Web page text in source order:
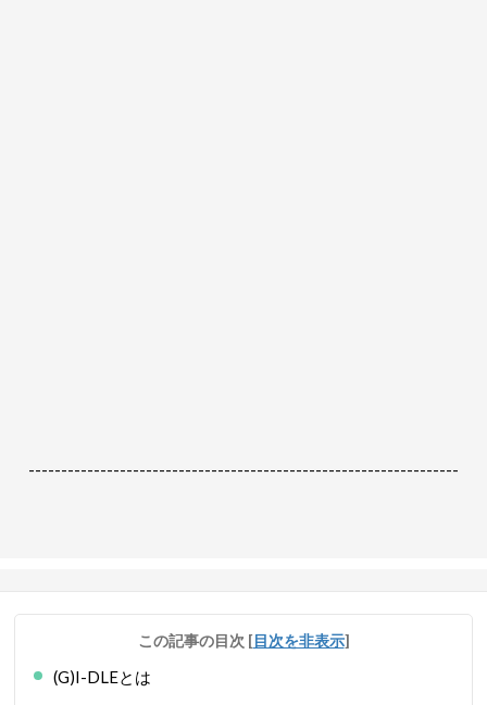
------------------------------------------------------------------
この記事の目次 [目次を非表示]
(G)I-DLEとは